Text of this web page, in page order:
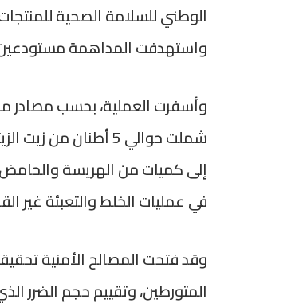
واستهدفت المداهمة
وأسفرت العملية، بحسب مصادر
إلى كميات من الهريسة
في عمليات الخلط والتعبئة غير
وقد فتحت المصالح الأمنية
المتورطين، وتقييم حجم الضرر